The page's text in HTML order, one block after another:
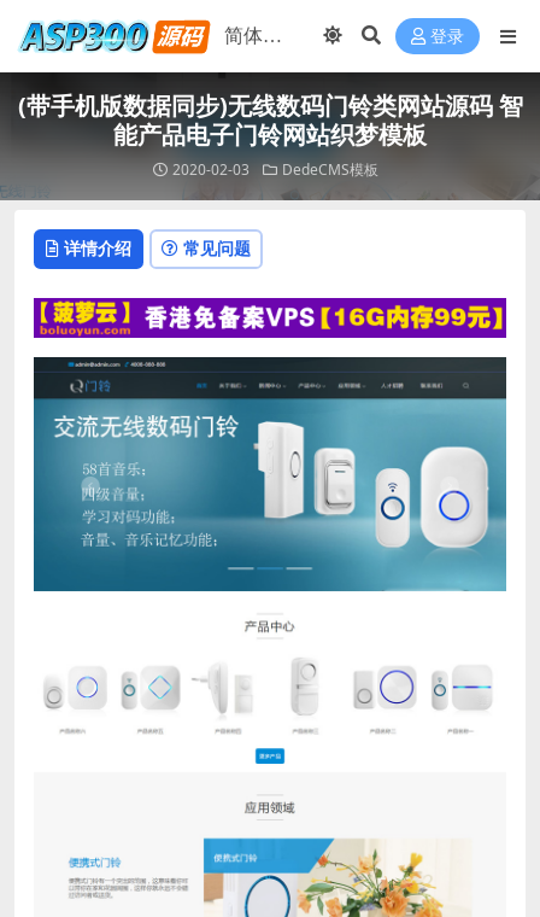
登录
(带手机版数据同步)无线数码门铃类网站源码 智
能产品电子门铃网站织梦模板
2020-02-03 DedeCMS模板
详情介绍 常见问题